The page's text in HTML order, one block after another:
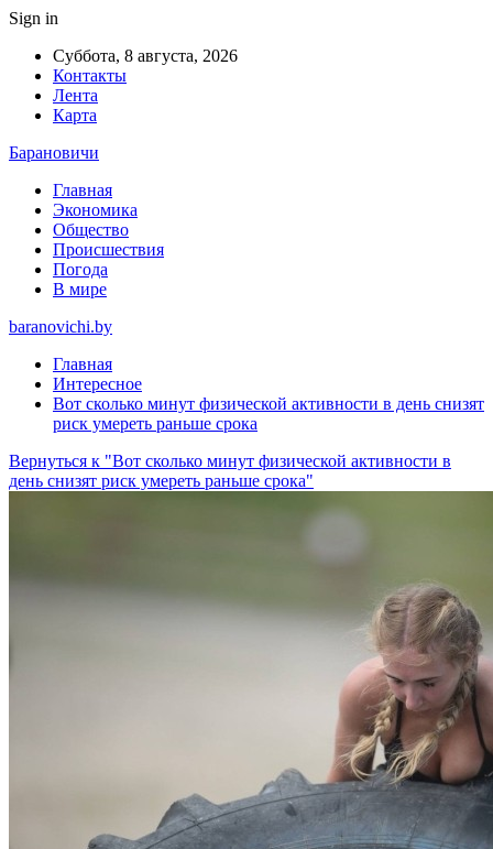
Sign in
Суббота, 8 августа, 2026
Контакты
Лента
Карта
Барановичи
Главная
Экономика
Общество
Происшествия
Погода
В мире
baranovichi.by
Главная
Интересное
Вот сколько минут физической активности в день снизят
риск умереть раньше срока
Вернуться к "Вот сколько минут физической активности в
день снизят риск умереть раньше срока"